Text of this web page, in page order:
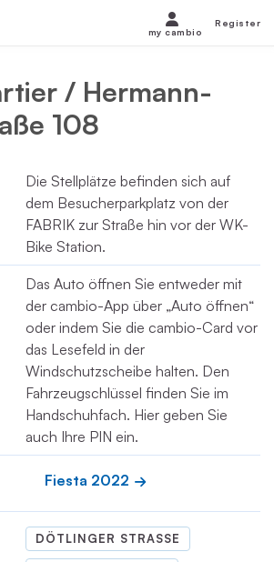
/ Hermann-
108
Die Stellplätze befinden sich auf
dem Besucherparkplatz von der
FABRIK zur Straße hin vor der WK-
Bike Station.
Das Auto öffnen Sie entweder mit
der cambio-App über „Auto öffnen“
oder indem Sie die cambio-Card vor
das Lesefeld in der
Windschutzscheibe halten. Den
Fahrzeugschlüssel finden Sie im
Handschuhfach. Hier geben Sie
auch Ihre PIN ein.
Fiesta 2022
DÖTLINGER STRASSE
my cambio
Register